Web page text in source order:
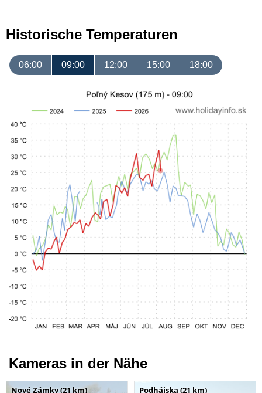
Historische Temperaturen
06:00 09:00 12:00 15:00 18:00
Kameras in der Nähe
Nové Zámky (21 km) Podhájska (21 km)